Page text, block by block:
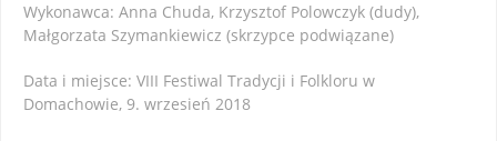
Wykonawca: Anna Chuda, Krzysztof Polowczyk (dudy),
Małgorzata Szymankiewicz (skrzypce podwiązane)
Data i miejsce: VIII Festiwal Tradycji i Folkloru w
Domachowie, 9. wrzesień 2018